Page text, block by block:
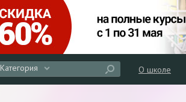
Категория О школе